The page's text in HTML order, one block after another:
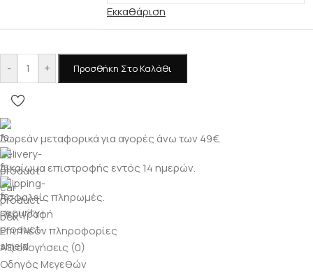
Εκκαθάριση
- + Προσθήκη Στο Καλάθι
Δωρεάν μεταφορικά για αγορές άνω των 49€.
Δικαίωμα επιστροφής εντός 14 ημερών.
Ασφαλείς πληρωμές.
Περιγραφή
Επιπλέον πληροφορίες
Αξιολογήσεις (0)
Οδηγός Μεγεθών